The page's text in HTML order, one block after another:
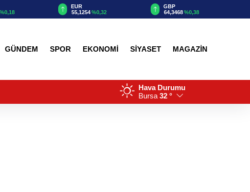
%0,18
EUR
55,1254 %0,32
GBP
64,3468%0,38
GÜNDEM SPOR EKONOMİ SİYASET MAGAZİN
Hava Durumu
Bursa 32 °